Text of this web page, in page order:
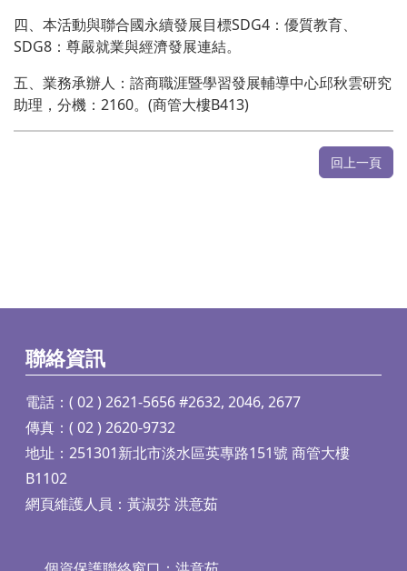
四、本活動與聯合國永續發展目標SDG4：優質教育、
SDG8：尊嚴就業與經濟發展連結。
五、業務承辦人：諮商職涯暨學習發展輔導中心邱秋雲研究
助理，分機：2160。(商管大樓B413)
回上一頁
聯絡資訊
電話：( 02 ) 2621-5656 #2632, 2046, 2677
傳真：( 02 ) 2620-9732
地址：251301新北市淡水區英專路151號 商管大樓
B1102
網頁維護人員：黃淑芬 洪意茹